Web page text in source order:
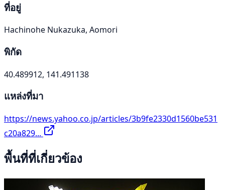
ที่อยู่
Hachinohe Nukazuka, Aomori
พิกัด
40.489912, 141.491138
แหล่งที่มา
https://news.yahoo.co.jp/articles/3b9fe2330d1560be531
c20a829...
พื้นที่ที่เกี่ยวข้อง